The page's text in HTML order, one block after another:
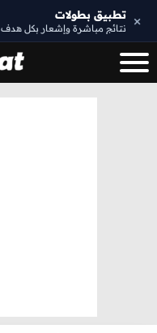
× تطبيق بطولات
نتائج مباشرة وإشعار بكل هدف